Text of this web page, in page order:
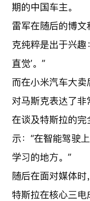
期的中国车主。
雷军在随后的博文
克纯粹是出于兴趣
直觉’。”
而在小米汽车大
对马斯克表达了非
在谈及特斯拉的
示：“在智能驾驶
学习的地方。”
随后在面对媒体
特斯拉在核心三